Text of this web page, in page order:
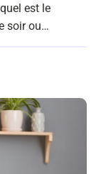
est le
soir ou…